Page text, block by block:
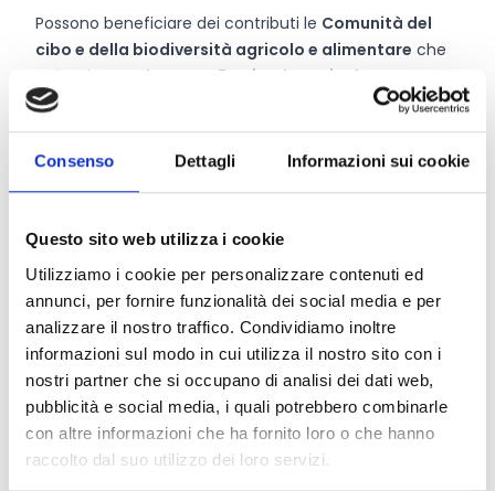
Consenso Dettagli Informazioni sui cookie
Questo sito web utilizza i cookie
Utilizziamo i cookie per personalizzare contenuti ed
annunci, per fornire funzionalità dei social media e per
analizzare il nostro traffico. Condividiamo inoltre
informazioni sul modo in cui utilizza il nostro sito con i
nostri partner che si occupano di analisi dei dati web,
pubblicità e social media, i quali potrebbero combinarle
con altre informazioni che ha fornito loro o che hanno
raccolto dal suo utilizzo dei loro servizi.
Possono beneficiare dei contributi le Comunità del
cibo e della biodiversità agricolo e alimentare che
coinvolgano
almeno n. 5 aziende agricole
prioritariamente coltivatori o allevatori di risorse
genetiche iscritte all’Anagrafe nazionale ealmeno n. 1
soggetto scientificocon consolidata esperienza nel
Ogni richiedente può presentare
Entità del contributo
La dotazione finanziaria complessiva ammonta a
16.800 Euro
L’importo del finanziamento concedibile per i progetti
volti all’istituzione e/o al sostegno delle “Comunità del
cibo e della biodiversità di interesse agricolo e